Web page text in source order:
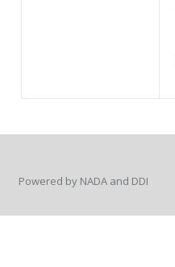
Powered by NADA and DDI